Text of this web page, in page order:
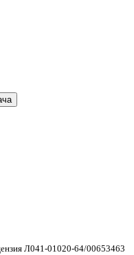
Л041-01020-64/00653463